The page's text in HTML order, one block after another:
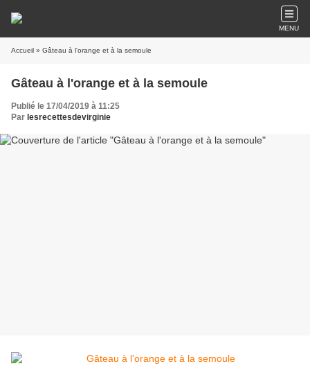
MENU
Accueil » Gâteau à l'orange et à la semoule
Gâteau à l'orange et à la semoule
Publié le 17/04/2019 à 11:25
Par lesrecettesdevirginie